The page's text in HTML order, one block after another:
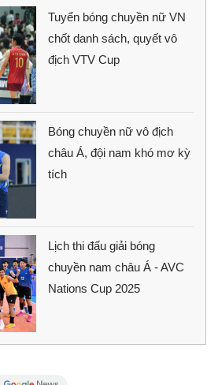
Tuyển bóng chuyền nữ VN
chốt danh sách, quyết vô
địch VTV Cup
Bóng chuyền nữ vô địch
châu Á, đội nam khó mơ kỳ
tích
Lịch thi đấu giải bóng
chuyền nam châu Á - AVC
Nations Cup 2025